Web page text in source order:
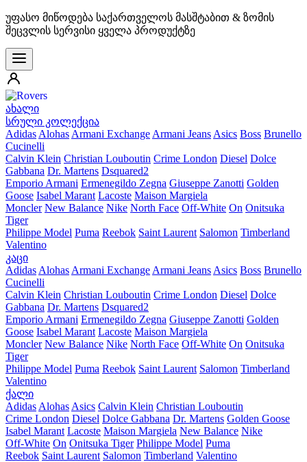
უფასო მიწოდება საქართველოს მასშტაბით & ზომის
შეცვლის სერვისი ყველა პროდუქტზე
ახალი
სრული კოლექცია
Adidas Alohas Armani Exchange Armani Jeans Asics Boss Brunello
Cucinelli
Calvin Klein Christian Louboutin Crime London Diesel Dolce
Gabbana Dr. Martens Dsquared2
Emporio Armani Ermenegildo Zegna Giuseppe Zanotti Golden
Goose Isabel Marant Lacoste Maison Margiela
Moncler New Balance Nike North Face Off-White On Onitsuka
Tiger
Philippe Model Puma Reebok Saint Laurent Salomon Timberland
Valentino
კაცი
Adidas Alohas Armani Exchange Armani Jeans Asics Boss Brunello
Cucinelli
Calvin Klein Christian Louboutin Crime London Diesel Dolce
Gabbana Dr. Martens Dsquared2
Emporio Armani Ermenegildo Zegna Giuseppe Zanotti Golden
Goose Isabel Marant Lacoste Maison Margiela
Moncler New Balance Nike North Face Off-White On Onitsuka
Tiger
Philippe Model Puma Reebok Saint Laurent Salomon Timberland
Valentino
ქალი
Adidas Alohas Asics Calvin Klein Christian Louboutin
Crime London Diesel Dolce Gabbana Dr. Martens Golden Goose
Isabel Marant Lacoste Maison Margiela New Balance Nike
Off-White On Onitsuka Tiger Philippe Model Puma
Reebok Saint Laurent Salomon Timberland Valentino